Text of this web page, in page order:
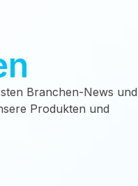
Branchen-News
Produkten und